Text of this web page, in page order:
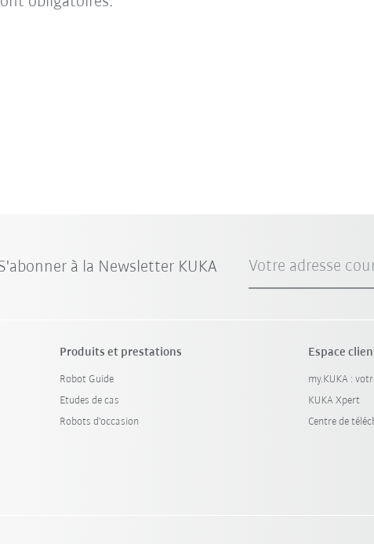
à la Newsletter KUKA Votre adresse
Produits et prestations
Robot Guide
Etudes de cas
Robots d'occasion
Espace
my.KUKA :
KUKA Xpert
Centre de